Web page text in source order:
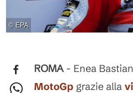
© EPA
ROMA- Enea
MotoGp grazie alla